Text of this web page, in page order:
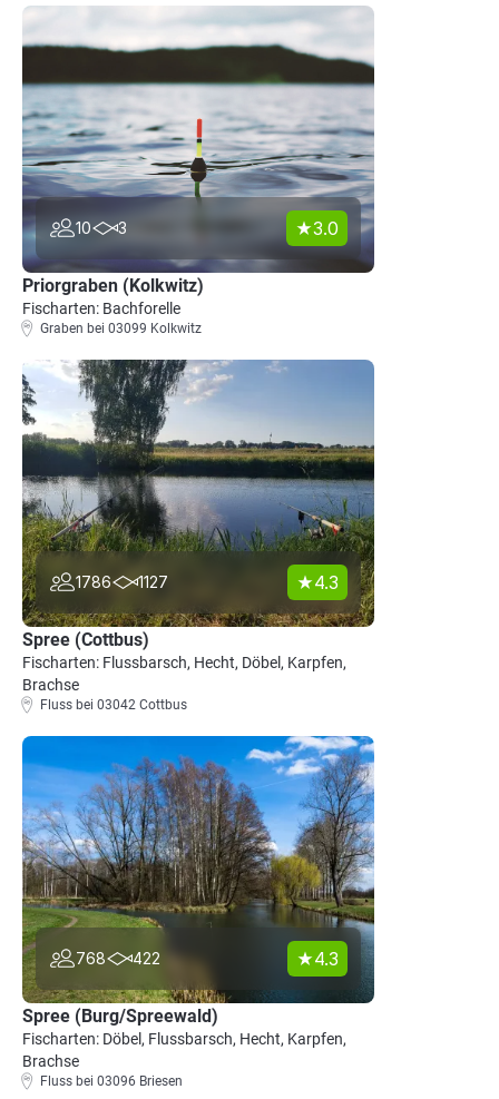
10 3 3.0
Priorgraben (Kolkwitz)
Fischarten: Bachforelle
Graben bei 03099 Kolkwitz
1786 1127 4.3
Spree (Cottbus)
Fischarten: Flussbarsch, Hecht, Döbel, Karpfen,
Brachse
Fluss bei 03042 Cottbus
768 422 4.3
Spree (Burg/Spreewald)
Fischarten: Döbel, Flussbarsch, Hecht, Karpfen,
Brachse
Fluss bei 03096 Briesen